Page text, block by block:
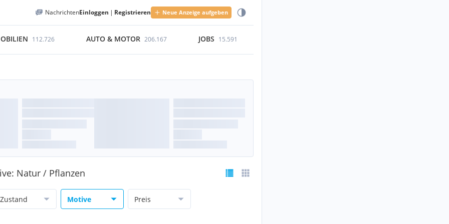
NachrichtenEinloggen | Registrieren Neue Anzeige aufgeben
112.726 AUTO & MOTOR 206.167 JOBS 15.591
Natur / Pflanzen
Zustand Motive Preis